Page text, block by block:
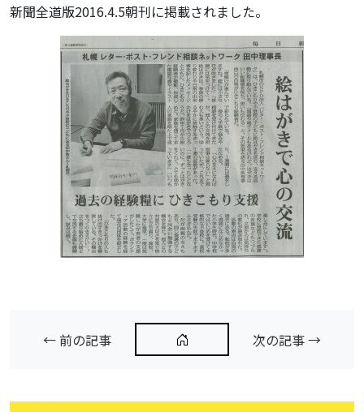
新聞全道版2016.4.5朝刊に掲載されました。
← 前の記事 次の記事 →